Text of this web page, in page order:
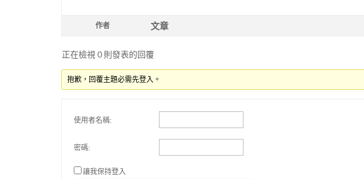
作者 文章
正在檢視 0 則發表的回覆
抱歉，回覆主題必需先登入。
使用者名稱:
密碼:
讓我保持登入